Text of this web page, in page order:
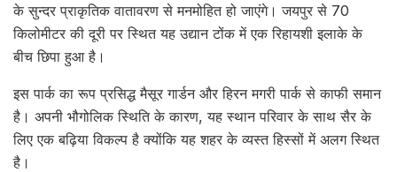
के सुन्दर प्राकृतिक वातावरण से मनमोहित हो जाएंगे। जयपुर से 70
किलोमीटर की दूरी पर स्थित यह उद्यान टोंक में एक रिहायशी इलाके के
बीच छिपा हुआ है।
इस पार्क का रूप प्रसिद्ध मैसूर गार्डन और हिरन मगरी पार्क से काफी समान
है। अपनी भौगोलिक स्थिति के कारण, यह स्थान परिवार के साथ सैर के
लिए एक बढ़िया विकल्प है क्योंकि यह शहर के व्यस्त हिस्सों में अलग स्थित
है।